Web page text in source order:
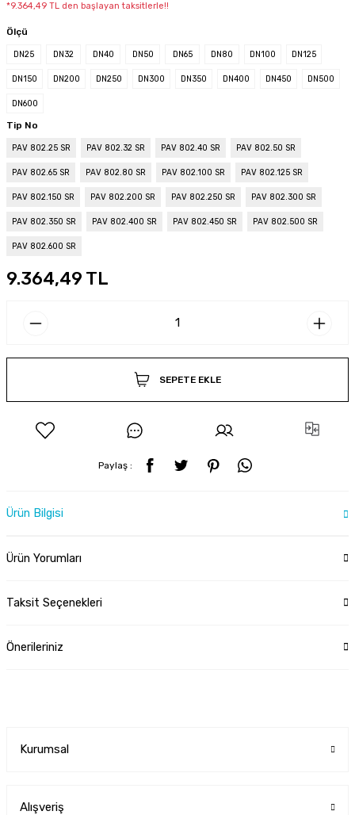
*9.364,49 TL den başlayan taksitlerle!!
Ölçü
DN25 DN32 DN40 DN50 DN65 DN80 DN100 DN125
DN150 DN200 DN250 DN300 DN350 DN400 DN450 DN500
DN600
Tip No
PAV 802.25 SR PAV 802.32 SR PAV 802.40 SR PAV 802.50 SR
PAV 802.65 SR PAV 802.80 SR PAV 802.100 SR PAV 802.125 SR
PAV 802.150 SR PAV 802.200 SR PAV 802.250 SR PAV 802.300 SR
PAV 802.350 SR PAV 802.400 SR PAV 802.450 SR PAV 802.500 SR
PAV 802.600 SR
9.364,49 TL
SEPETE EKLE
Paylaş :
Ürün Bilgisi
Ürün Yorumları
Taksit Seçenekleri
Önerileriniz
Kurumsal
Alışveriş